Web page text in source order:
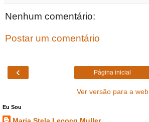
Nenhum comentário:
Postar um comentário
‹ Página inicial
Ver versão para a web
Eu Sou